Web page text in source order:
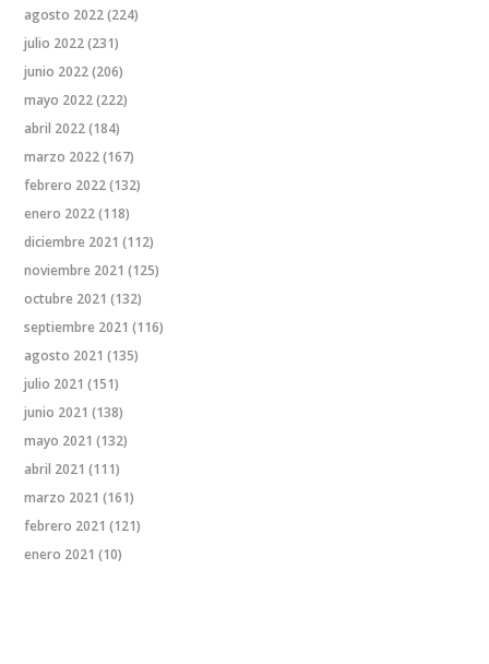
agosto 2022(224)
julio 2022(231)
junio 2022(206)
mayo 2022(222)
abril 2022(184)
marzo 2022(167)
febrero 2022(132)
enero 2022(118)
diciembre 2021 (112)
noviembre 2021 (125)
octubre 2021 (132)
septiembre 2021 (116)
agosto 2021 (135)
julio 2021 (151)
junio 2021 (138)
mayo 2021 (132)
abril 2021 (111)
marzo 2021 (161)
febrero 2021 (121)
enero 2021 (10)